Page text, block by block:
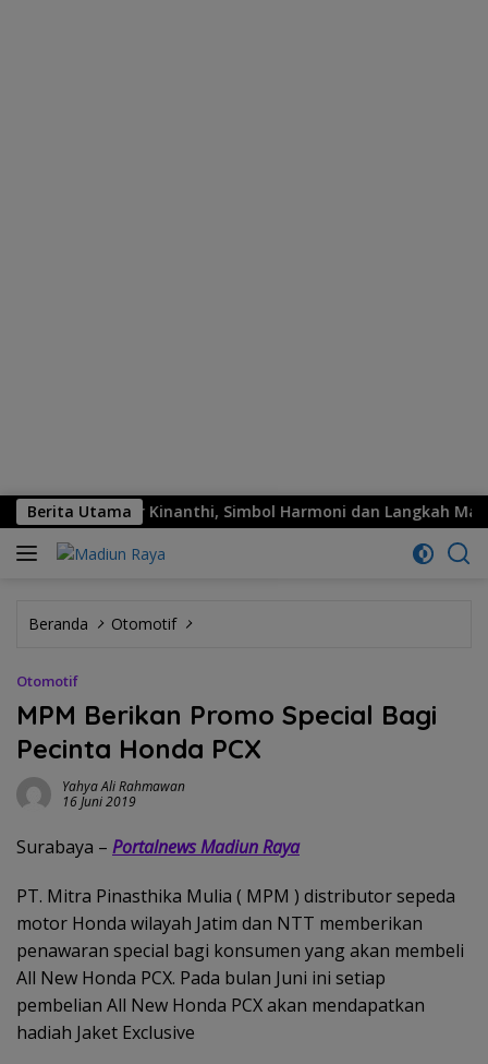
Berita Utama
Sekar Kinanthi, Simbol Harmoni dan Langkah Maju
Beranda Otomotif
Otomotif
MPM Berikan Promo Special Bagi
Pecinta Honda PCX
Yahya Ali Rahmawan
16 Juni 2019
Surabaya – Portalnews Madiun Raya
PT. Mitra Pinasthika Mulia ( MPM ) distributor sepeda
motor Honda wilayah Jatim dan NTT memberikan
penawaran special bagi konsumen yang akan membeli
All New Honda PCX. Pada bulan Juni ini setiap
pembelian All New Honda PCX akan mendapatkan
hadiah Jaket Exclusive